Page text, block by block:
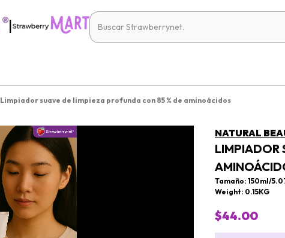
|
Limpiador suave de limpieza profunda con 85 % de aminoácidos
NATURAL
LIMPIADOR
Tamaño: 150ml/
Weight: 0.15KG
$44.00